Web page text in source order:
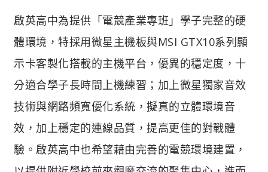
啟英高中為提供「電競產業專班」學子完整的硬
體環境，特採用微星主機板與MSI GTX10系列顯
示卡客製化搭載的主機平台，優異的穩定度，十
分適合學子長時間上機練習；加上微星獨家音效
技術與網路頻寬優化系統，擬真的立體環境音
效，加上穩定的連線品質，提高更佳的對戰體
驗。啟英高中也希望藉由完善的電競環境建置，